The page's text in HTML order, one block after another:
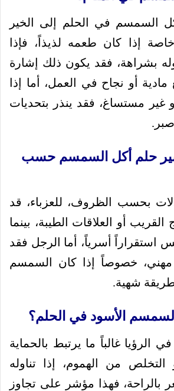
السمسم في الحلم إلى الخير
إذا كان طعمه لذيذاً، فإذا
بشراهة، فقد يكون ذلك إشارة
أو نجاح في العمل، أما إذا
غير مستساغ، فقد ينذر بتحديات
حلم أكل السمسم حسب
بحسب الظروف، للعزباء، قد
أو العلاقات الطيبة، بينما
استقراراً أسرياً، أما الرجل فقد
خصوصاً إذا كان السمسم
شهية.
الأسود في الحلم؟
الرؤيا غالباً ما يرتبط بالحماية
من الهموم، إذا تناوله
بالراحة، فهذا مؤشر على تجاوز